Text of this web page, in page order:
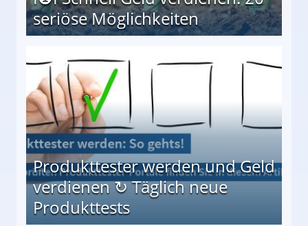
seriöse Möglichkeiten
Produkttester werden und Geld
verdienen ↻ Täglich neue
Produkttests